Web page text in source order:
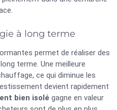
à long terme
permet de réaliser des
terme. Une meilleure
ce qui diminue les
devient rapidement
bien isolé gagne en valeur